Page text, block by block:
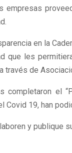
en la
les
de
el
19, han
y publique